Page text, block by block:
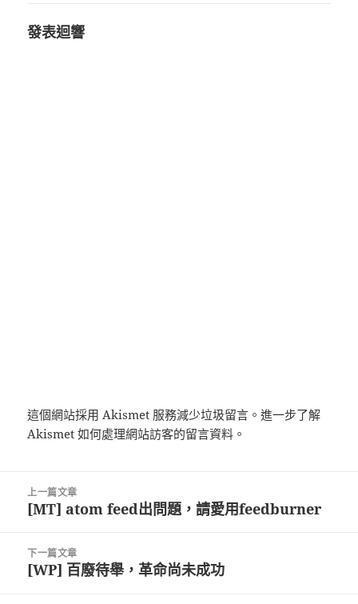
發表迴響
這個網站採用 Akismet 服務減少垃圾留言。進一步了解
Akismet 如何處理網站訪客的留言資料 。
上一篇文章
上
篇
文
[MT] atom feed出問題，請愛用feedburner
下一篇文章
下
[WP] 百廢待舉，革命尚未成功